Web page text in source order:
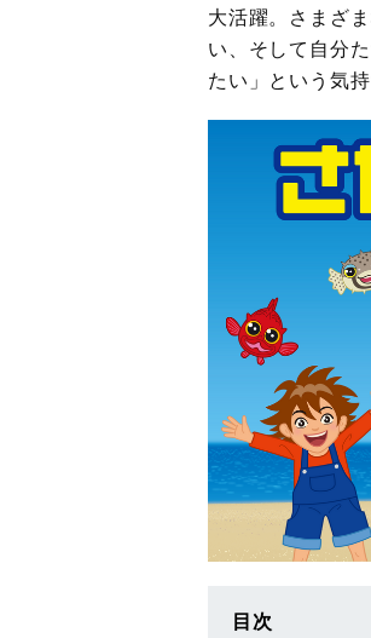
大活躍。さまざ
い、そして自分
たい」という気
目次